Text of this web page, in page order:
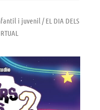
i juvenil / EL DIA DELS